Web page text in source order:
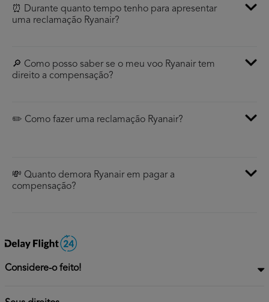
⏰ Durante quanto tempo tenho para apresentar
uma reclamação Ryanair?
🔎 Como posso saber se o meu voo Ryanair tem
direito a compensação?
✏️ Como fazer uma reclamação Ryanair?
💸 Quanto demora Ryanair em pagar a
compensação?
Considere-o feito!